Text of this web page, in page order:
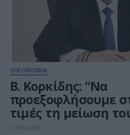
ΟΙΚΟΝΟΜΙΑ
Β. Κορκίδης: “Να
προεξοφλήσουμε
τιμές τη μείωση
κόστους”
30.06.2026